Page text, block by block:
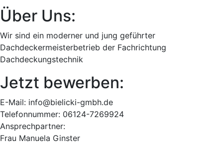
Über Uns:
Wir sind ein moderner und jung geführter
Dachdeckermeisterbetrieb der Fachrichtung
Dachdeckungstechnik
Jetzt bewerben:
E-Mail: info@bielicki-gmbh.de
Telefonnummer: 06124-7269924
Ansprechpartner:
Frau Manuela Ginster